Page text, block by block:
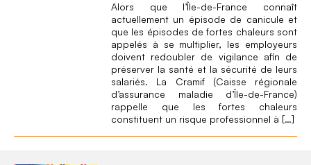
Alors que l’Île-de-France connaît
actuellement un épisode de canicule et
que les épisodes de fortes chaleurs sont
appelés à se multiplier, les employeurs
doivent redoubler de vigilance afin de
préserver la santé et la sécurité de leurs
salariés. La Cramif (Caisse régionale
d’assurance maladie d’Île-de-France)
rappelle que les fortes chaleurs
constituent un risque professionnel à […]